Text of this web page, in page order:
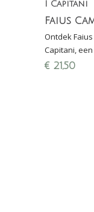
I Capitani
Ontdek
Capitani,
Greco, Fiano
€ 21,50